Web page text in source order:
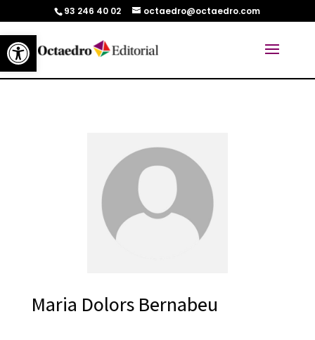
Abrir barra de herramientas
93 246 40 02 octaedro@octaedro.com
Maria Dolors Bernabeu